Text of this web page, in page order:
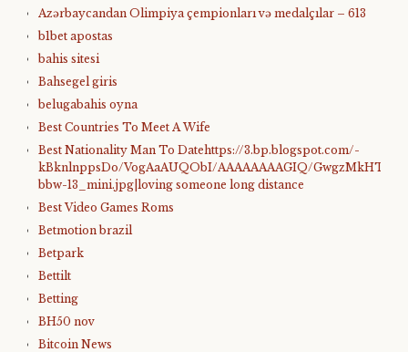
Azərbaycandan Olimpiya çempionları və medalçılar – 613
b1bet apostas
bahis sitesi
Bahsegel giris
belugabahis oyna
Best Countries To Meet A Wife
Best Nationality Man To Datehttps://3.bp.blogspot.com/-
kBknlnppsDo/VogAaAUQObI/AAAAAAAAGIQ/
bbw-13_mini.jpg|loving someone long distance
Best Video Games Roms
Betmotion brazil
Betpark
Bettilt
Betting
BH50 nov
Bitcoin News